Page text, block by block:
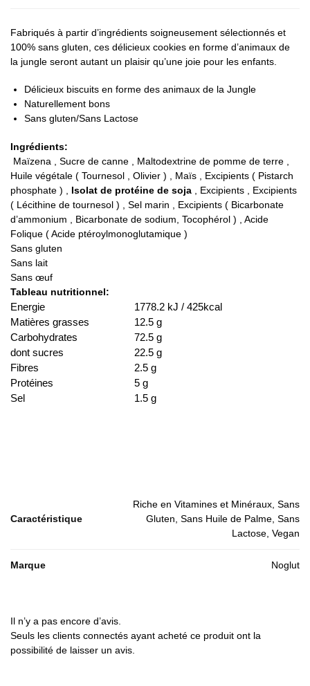
Fabriqués à partir d’ingrédients soigneusement sélectionnés et
100% sans gluten, ces délicieux cookies en forme d’animaux de
la jungle seront autant un plaisir qu’une joie pour les enfants.
Délicieux biscuits en forme des animaux de la Jungle
Naturellement bons
Sans gluten/Sans Lactose
Ingrédients:
Maïzena , Sucre de canne , Maltodextrine de pomme de terre ,
Huile végétale ( Tournesol , Olivier ) , Maïs , Excipients ( Pistarch
phosphate ) , Isolat de protéine de soja , Excipients , Excipients
( Lécithine de tournesol ) , Sel marin , Excipients ( Bicarbonate
d’ammonium , Bicarbonate de sodium, Tocophérol ) , Acide
Folique ( Acide ptéroylmonoglutamique )
Sans gluten
Sans lait
Sans œuf
Tableau nutritionnel:
Energie
1778.2 kJ / 425kcal
Matières grasses
12.5 g
Carbohydrates
72.5 g
dont sucres
22.5 g
Fibres
2.5 g
Protéines
5 g
Sel
1.5 g
Caractéristique
Riche en Vitamines et Minéraux, Sans
Gluten, Sans Huile de Palme, Sans
Lactose, Vegan
Marque Noglut
Il n’y a pas encore d’avis.
Seuls les clients connectés ayant acheté ce produit ont la
possibilité de laisser un avis.